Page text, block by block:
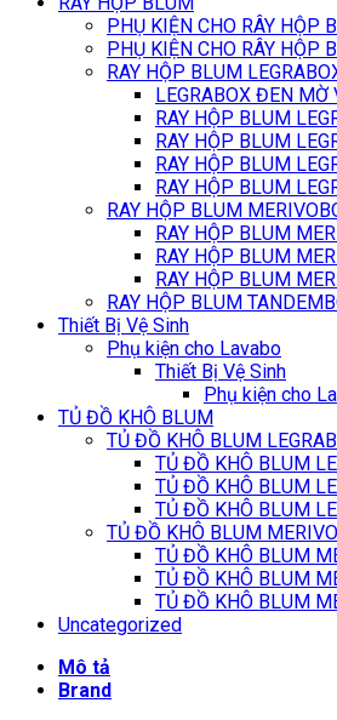
PHỤ KIỆN CHO RÂY HỘP
PHỤ KIỆN CHO RÂY HỘP
RAY HỘP BLUM
LEGRABOX ĐEN MỜ
RAY HỘP BLUM
RAY HỘP BLUM
RAY HỘP BLUM
RAY HỘP BLUM
RAY HỘP BLUM
RAY HỘP BLUM
RAY HỘP BLUM
RAY HỘP BLUM
RAY HỘP BLUM
Thiết Bị Vệ Sinh
Phụ kiện cho Lavabo
Thiết Bị Vệ Sinh
Phụ kiện cho
TỦ ĐỒ KHÔ BLUM
TỦ ĐỒ KHÔ BLUM
TỦ ĐỒ KHÔ BLUM
TỦ ĐỒ KHÔ BLUM
TỦ ĐỒ KHÔ BLUM
TỦ ĐỒ KHÔ BLUM
TỦ ĐỒ KHÔ BLUM
TỦ ĐỒ KHÔ BLUM
TỦ ĐỒ KHÔ BLUM
Uncategorized
Mô tả
Brand